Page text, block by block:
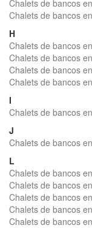
Chalets de bancos
Chalets de bancos
H
Chalets de bancos
Chalets de bancos
Chalets de bancos
Chalets de bancos
I
Chalets de bancos
J
Chalets de bancos
L
Chalets de bancos
Chalets de bancos
Chalets de bancos
Chalets de bancos
Chalets de bancos